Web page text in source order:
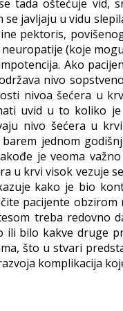
tada oštećuje vid,
javljaju u vidu
pektoris,
(koje
Ako
nivo
nivoa šećera u
uvid u to koliko
nivo šećera u
jednom
je veoma
u krvi visok vezuje
kako je bio
pacijente
treba redovno
ili bilo kakve druge
što u stvari
komplikacija